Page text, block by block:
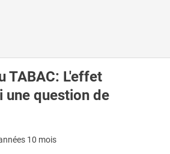
TABAC: L'effet
une question de
10 mois